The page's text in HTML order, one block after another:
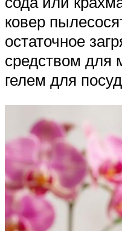
ковер
остаточное
средством для
гелем для